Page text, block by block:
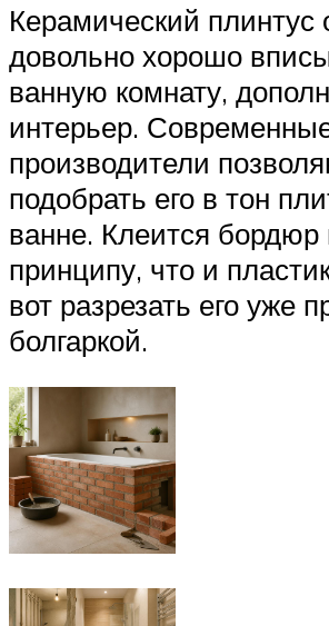
Керамический плинтус
довольно хорошо
ванную комнату,
интерьер.
производители
подобрать его в тон
ванне. Клеится
принципу, что и
вот разрезать его уже
болгаркой.